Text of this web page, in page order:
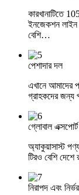
কারখানাটিতে
ইনজেকশন লাইন
বেশি…
পেশাদার দল
এখানে আমাদের
গ্রাহকদের জন্য
গ্লোবাল এক্সপোর্ট
অ্যাকুয়াসাস্ট
টিরও বেশি
নিরাপদ এবং